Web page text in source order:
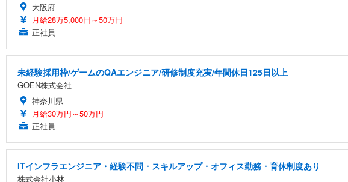
大阪府
月給28万5,000円～50万円
正社員
未経験採用枠/ゲームのQAエンジニア/研修制度充実/年間休日125日以上
GOEN株式会社
神奈川県
月給30万円～50万円
正社員
ITインフラエンジニア・経験不問・スキルアップ・オフィス勤務・育休制度あり
株式会社小林